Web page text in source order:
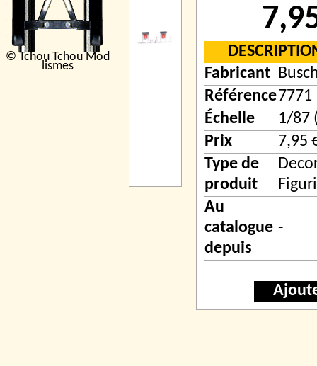
© Tchou Tchou Mod
lismes
Fabricant
Référence7771
Échelle
1/87
Prix
7,95
Type de
produit
Au
catalogue
depuis
-